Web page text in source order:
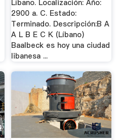
Líbano. Localización: Año:
2900 a. C. Estado:
Terminado. Descripción:B A
A L B E C K (Líbano)
Baalbeck es hoy una ciudad
libanesa ...